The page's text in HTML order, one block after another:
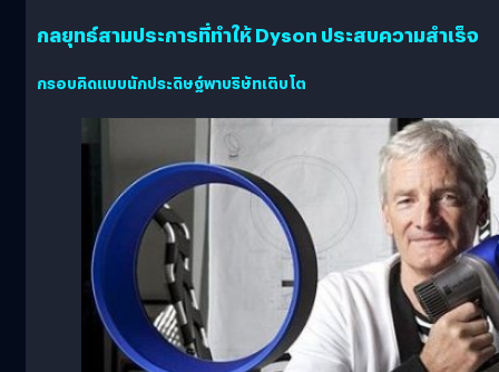
กลยุทธ์สามประการที่ทำให้ Dyson ประสบความสำเร็จ
กรอบคิดแบบนักประดิษฐ์พาบริษัทเติบโต